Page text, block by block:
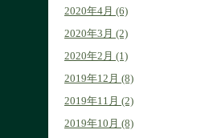
2020年4月 (6)
2020年3月 (2)
2020年2月 (1)
2019年12月 (8)
2019年11月 (2)
2019年10月 (8)